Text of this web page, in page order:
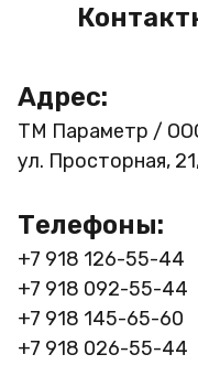
Адрес:
ТМ Параметр /
ул. Просторная,
Телефоны:
+7 918 126-55-44
+7 918 092-55-44
+7 918 145-65-60
+7 918 026-55-44